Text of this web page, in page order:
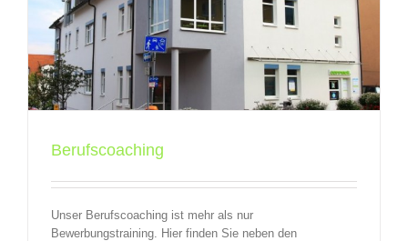
Berufscoaching
Unser Berufscoaching ist mehr als nur
Bewerbungstraining. Hier finden Sie neben den